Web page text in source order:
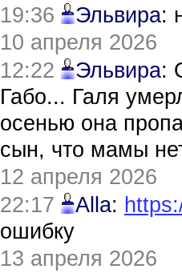
19:36
Эльвира:
10 апреля 2026
12:22
Эльвира:
Габо... Галя
осенью она
сын, что мамы
12 апреля 2026
22:17
Alla:
ошибку
13 апреля 2026